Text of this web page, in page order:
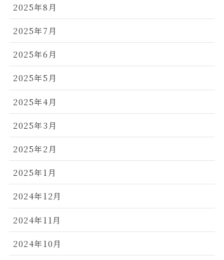
2025年8月
2025年7月
2025年6月
2025年5月
2025年4月
2025年3月
2025年2月
2025年1月
2024年12月
2024年11月
2024年10月